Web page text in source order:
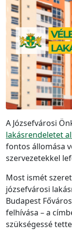
A Józsefvárosi
lakásrendeletet
fontos állomása
szervezetekkel
Most ismét
józsefvárosi
Budapest
felhívása – a
szükségessé